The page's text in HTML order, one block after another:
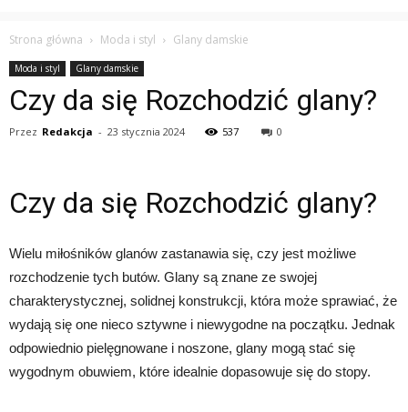
Strona główna Moda i styl Glany damskie
Moda i styl Glany damskie
Czy da się Rozchodzić glany?
Przez Redakcja - 23 stycznia 2024 537 0
Czy da się Rozchodzić glany?
Wielu miłośników glanów zastanawia się, czy jest możliwe
rozchodzenie tych butów. Glany są znane ze swojej
charakterystycznej, solidnej konstrukcji, która może sprawiać, że
wydają się one nieco sztywne i niewygodne na początku. Jednak
odpowiednio pielęgnowane i noszone, glany mogą stać się
wygodnym obuwiem, które idealnie dopasowuje się do stopy.